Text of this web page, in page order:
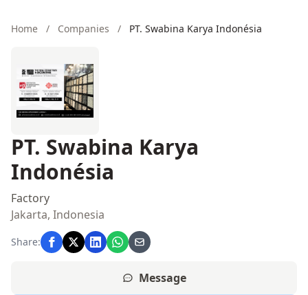
Home / Companies / PT. Swabina Karya Indonésia
PT. Swabina Karya
Indonésia
Factory
Jakarta, Indonesia
Share:
Message